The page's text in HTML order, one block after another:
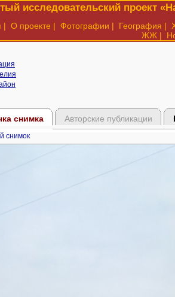
исследовательский проект
| О проекте | Фотографии | География |
ЖЖ |
снимка Авторские публикации
снимок